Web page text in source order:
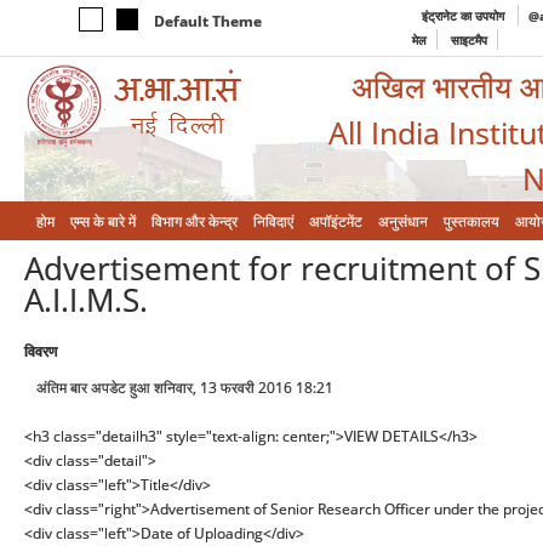
Default Theme इंट्रानेट का उपयोग
मेल
साइटमैप
अखिल भारतीय
All India
होम एम्‍स के बारे में विभाग और केन्‍द्र निविदाएं अपॉइंटमेंट अनुसंधान पुस्तकालय
Advertisement for recruitment of
A.I.I.M.S.
विवरण
अंतिम बार अपडेट हुआ शनिवार, 13 फरवरी 2016 18:21
<h3 class="detailh3" style="text-align: center;">VIEW DETAILS</h3>
<div class="detail">
<div class="left">Title</div>
<div class="right">Advertisement of Senior Research Officer under the
<div class="left">Date of Uploading</div>